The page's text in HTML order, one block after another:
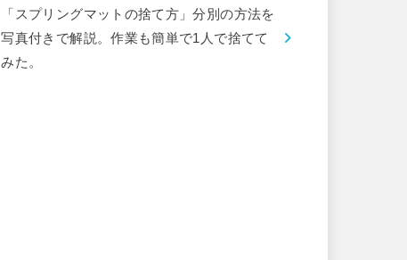
「スプリングマットの捨て方」分別の方法を
写真付きで解説。作業も簡単で1人で捨てて
みた。